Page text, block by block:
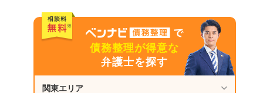
個人再生のメリット
借金が5分の1に減額される
借金の理由を問われない
条件を満たせばマイホームを残せる
ローンを完済していれば車も残せる
債務整理が得意な
弁護士を探す
関東エリア